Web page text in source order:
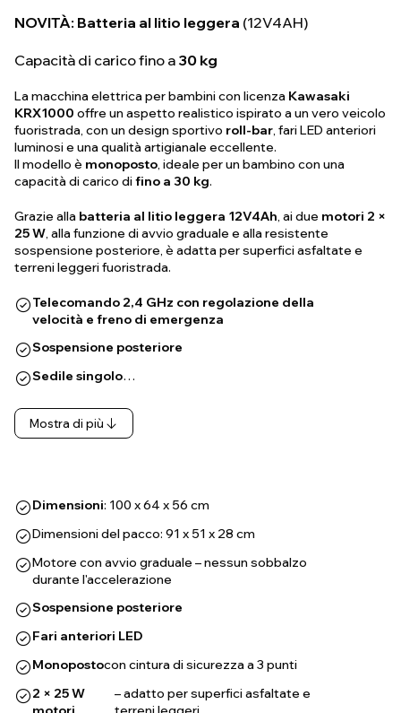
NOVITÀ: Batteria al litio leggera (12V4AH)
Capacità di carico fino a 30 kg
La macchina elettrica per bambini con licenza Kawasaki
KRX1000 offre un aspetto realistico ispirato a un vero veicolo
fuoristrada, con un design sportivo roll-bar, fari LED anteriori
luminosi e una qualità artigianale eccellente.
Il modello è monoposto, ideale per un bambino con una
capacità di carico difino a 30 kg.
Grazie alla batteria al litio leggera 12V4Ah, ai due motori 2 ×
25 W, alla funzione di avvio graduale e alla resistente
sospensione posteriore, è adatta per superfici asfaltate e
terreni leggeri fuoristrada.
Telecomando 2,4 GHz con regolazione della
velocità e freno di emergenza
Sospensione posteriore
Sedile singolo…
Mostra di più
Dimensioni: 100 x 64 x 56 cm
Dimensioni del pacco: 91 x 51 x 28 cm
Motore con avvio graduale – nessun sobbalzo
durante l'accelerazione
Sospensione posteriore
Fari anteriori LED
Monopostocon cintura di sicurezza a 3 punti
2 × 25 W
– adatto per superfici asfaltate e